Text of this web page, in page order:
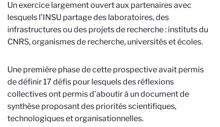
Un exercice largement ouvert aux partenaires avec
lesquels l’INSU partage des laboratoires, des
infrastructures ou des projets de recherche : instituts du
CNRS, organismes de recherche, universités et écoles.
Une première phase de cette prospective avait permis
de définir 17 défis pour lesquels des réflexions
collectives ont permis d’aboutir à un document de
synthèse proposant des priorités scientifiques,
technologiques et organisationnelles.